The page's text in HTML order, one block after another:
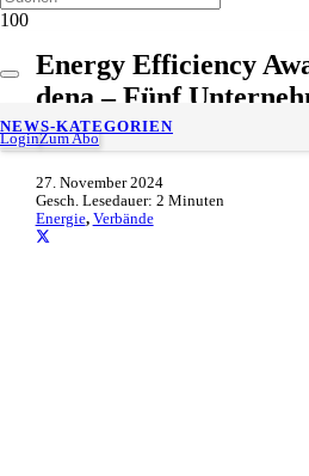
LoginZum Abo
NEWS-KATEGORIEN
Energy Efficiency
dena – Fünf
ausgezeichnet
27. November 2024
Gesch. Lesedauer: 2 Minuten
Energie, Verbände